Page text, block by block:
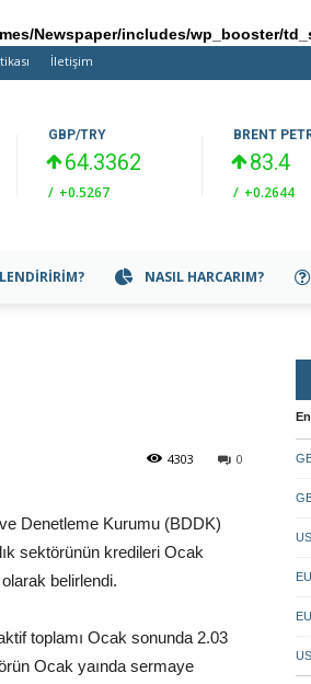
Newspaper/includes/wp_booster/
İletişim
GBP/TRY
64.3362
/ +0.5267
BRENT
83.4
/ +0.2644
NASIL HARCARIM?
0
4303
Denetleme Kurumu (BDDK)
sektörünün kredileri Ocak
belirlendi.
toplamı Ocak sonunda 2.03
Ocak yaında sermaye